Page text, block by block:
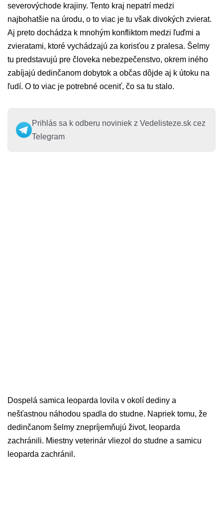
severovýchode krajiny. Tento kraj nepatrí medzi
najbohatšie na úrodu, o to viac je tu však divokých zvierat.
Aj preto dochádza k mnohým konfliktom medzi ľuďmi a
zvieratami, ktoré vychádzajú za korisťou z pralesa. Šelmy
tu predstavujú pre človeka nebezpečenstvo, okrem iného
zabíjajú dedinčanom dobytok a občas dôjde aj k útoku na
ľudí. O to viac je potrebné oceniť, čo sa tu stalo.
Prihlás sa k odberu noviniek z Vedelisteze.sk cez
Telegram
Dospelá samica leoparda lovila v okolí dediny a
nešťastnou náhodou spadla do studne. Napriek tomu, že
dedinčanom šelmy znepríjemňujú život, leoparda
zachránili. Miestny veterinár vliezol do studne a samicu
leoparda zachránil.